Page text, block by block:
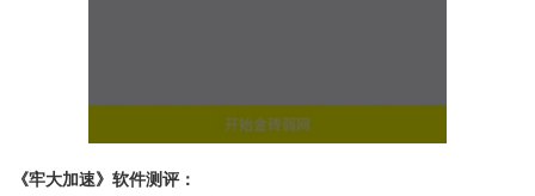
《牢大加速》软件测评：